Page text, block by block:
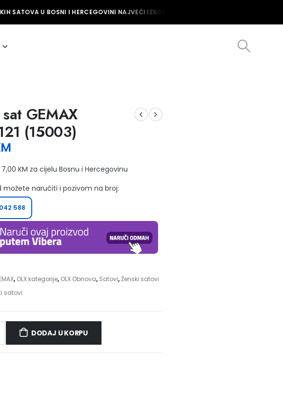
SATOVA U BOSNI I HERCEGOVINI NAJVEĆI IZBOR MUŠKIH I ŽENSKIH SATOVA U
GEMAX
(15003)
7,00 KM za cijelu Bosnu i Hercegovinu
možete naručiti i pozivom na broj:
588
, OLX kategorije, OLX Obnova, Satovi,Ženski satovi
satovi
DODAJ U KORPU